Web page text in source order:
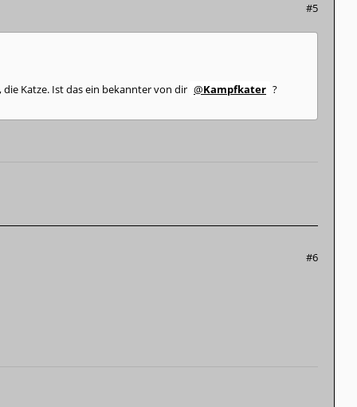
#5
Katze. Ist das ein bekannter von dir Kampfkater ?
#6